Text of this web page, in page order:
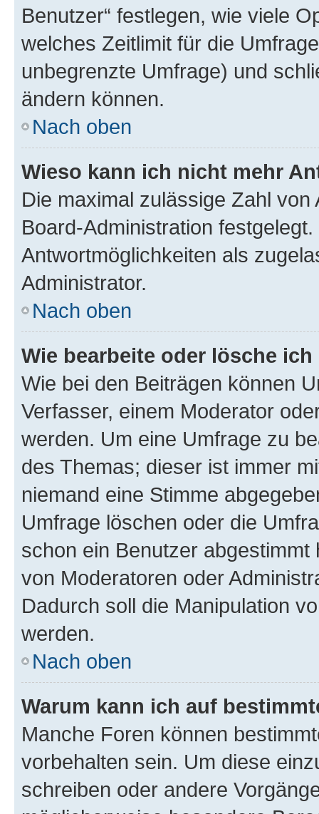
Benutzer“ festlegen, wie viele
welches Zeitlimit für die
unbegrenzte Umfrage) und
ändern können.
Nach oben
Wieso kann ich nicht mehr
Die maximal zulässige Zahl
Board-Administration
Antwortmöglichkeiten als
Administrator.
Nach oben
Wie bearbeite oder lösche
Wie bei den Beiträgen können
Verfasser, einem Moderator
werden. Um eine Umfrage zu
des Themas; dieser ist immer
niemand eine Stimme
Umfrage löschen oder die
schon ein Benutzer
von Moderatoren oder
Dadurch soll die Manipulation
werden.
Nach oben
Warum kann ich auf
Manche Foren können
vorbehalten sein. Um diese
schreiben oder andere